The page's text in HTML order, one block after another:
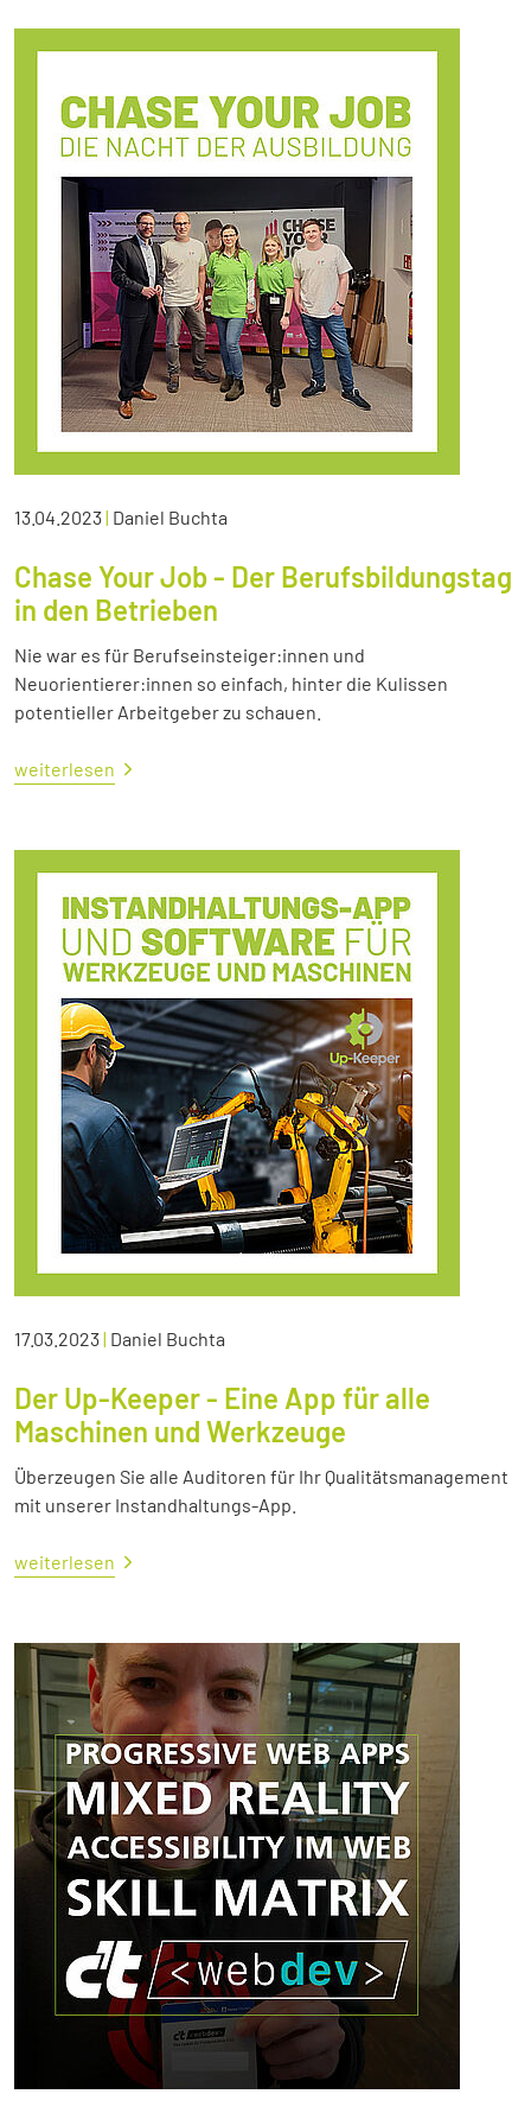
13.04.2023| Daniel Buchta
Chase Your Job - Der Berufsbildungstag
in den Betrieben
Nie war es für Berufseinsteiger:innen und
Neuorientierer:innen so einfach, hinter die Kulissen
potentieller Arbeitgeber zu schauen.
weiterlesen
17.03.2023| Daniel Buchta
Der Up-Keeper - Eine App für alle
Maschinen und Werkzeuge
Überzeugen Sie alle Auditoren für Ihr Qualitätsmanagement
mit unserer Instandhaltungs-App.
weiterlesen